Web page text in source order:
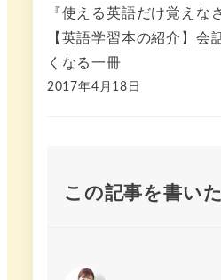
『使える英語だけ覚えな
【英語学習本の紹介】会
くなる一冊
2017年4月18日
この記事を書い